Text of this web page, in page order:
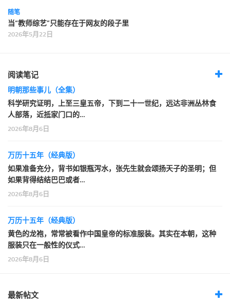
随笔
当“教师综艺”只能存在于网友的段子里
2026年5月22日
阅读笔记
明朝那些事儿（全集）
科学研究证明，上至三皇五帝，下到二十一世纪，远达非洲丛林食
人部落，近抵家门口的…
2026年8月6日
万历十五年（经典版）
如果准备充分，背书如银瓶泻水，张先生就会颂扬天子的圣明；但
如果背得结结巴巴或者…
2026年8月6日
万历十五年（经典版）
黄色的龙袍，常常被看作中国皇帝的标准服装。其实在本朝，这种
服装只在一般性的仪式…
2026年8月6日
最新帖文